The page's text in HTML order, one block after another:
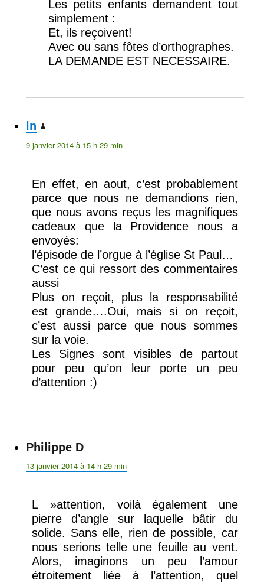
Les petits enfants demandent tout
simplement :
Et, ils reçoivent!
Avec ou sans fôtes d’orthographes.
LA DEMANDE EST NECESSAIRE.
ln
9 janvier 2014 à 15 h 29 min
En effet, en aout, c’est probablement
parce que nous ne demandions rien,
que nous avons reçus les magnifiques
cadeaux que la Providence nous a
envoyés:
l’épisode de l’orgue à l’église St Paul…
C’est ce qui ressort des commentaires
aussi
Plus on reçoit, plus la responsabilité
est grande….Oui, mais si on reçoit,
c’est aussi parce que nous sommes
sur la voie.
Les Signes sont visibles de partout
pour peu qu’on leur porte un peu
d’attention :)
Philippe D
13 janvier 2014 à 14 h 29 min
L »attention, voilà également une
pierre d’angle sur laquelle bâtir du
solide. Sans elle, rien de possible, car
nous serions telle une feuille au vent.
Alors, imaginons un peu l’amour
étroitement liée à l’attention, quel